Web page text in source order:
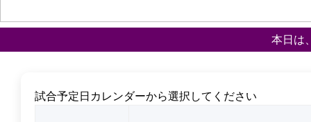
本日は
試合予定日カレンダーから選択してください